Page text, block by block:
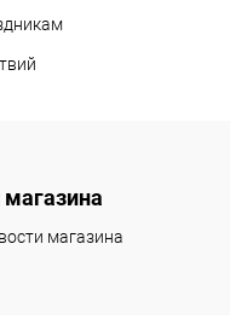
магазина